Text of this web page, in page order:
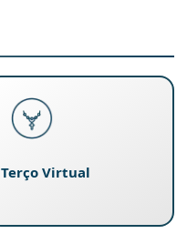
Terço Virtual